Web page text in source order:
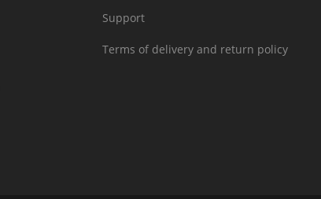
Support
Terms of delivery and return policy